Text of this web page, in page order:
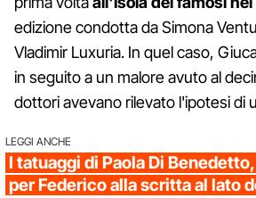
edizione condotta da Simona
Vladimir Luxuria. In quel caso,
in seguito a un malore avuto al
dottori avevano rilevato l'ipotesi di
LEGGI ANCHE
I tatuaggi di Paola Di
per Federico alla scritta al lato